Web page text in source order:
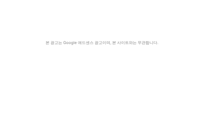
본 광고는 Google 애드센스 광고이며, 본 사이트와는 무관합니다.